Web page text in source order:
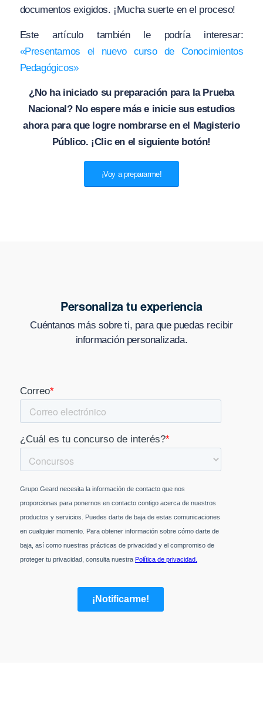
documentos exigidos. ¡Mucha suerte en el proceso!
Este artículo también le podría interesar:
«Presentamos el nuevo curso de Conocimientos
Pedagógicos»
¿No ha iniciado su preparación para la Prueba
Nacional? No espere más e inicie sus estudios
ahora para que logre nombrarse en el Magisterio
Público. ¡Clic en el siguiente botón!
¡Voy a prepararme!
Personaliza tu experiencia
Cuéntanos más sobre ti, para que puedas recibir
información personalizada.